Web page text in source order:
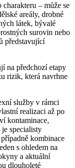
– může se
areály, drobné
látek, bývalé
surovin nebo
představující
na předchozí etapy
rizik, která navrhne
služby v rámci
realizaci až po
kontaminace,
specialisty
kombinace
s ohledem na
a aktuální
dlouholeté